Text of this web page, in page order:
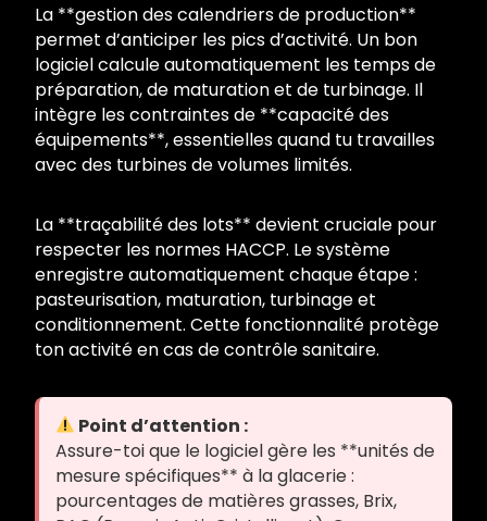
La **gestion des calendriers de production**
permet d’anticiper les pics d’activité. Un bon
logiciel calcule automatiquement les temps de
préparation, de maturation et de turbinage. Il
intègre les contraintes de **capacité des
équipements**, essentielles quand tu travailles
avec des turbines de volumes limités.
La **traçabilité des lots** devient cruciale pour
respecter les normes HACCP. Le système
enregistre automatiquement chaque étape :
pasteurisation, maturation, turbinage et
conditionnement. Cette fonctionnalité protège
ton activité en cas de contrôle sanitaire.
Point d’attention :
Assure-toi que le logiciel gère les **unités de
mesure spécifiques** à la glacerie :
pourcentages de matières grasses, Brix,